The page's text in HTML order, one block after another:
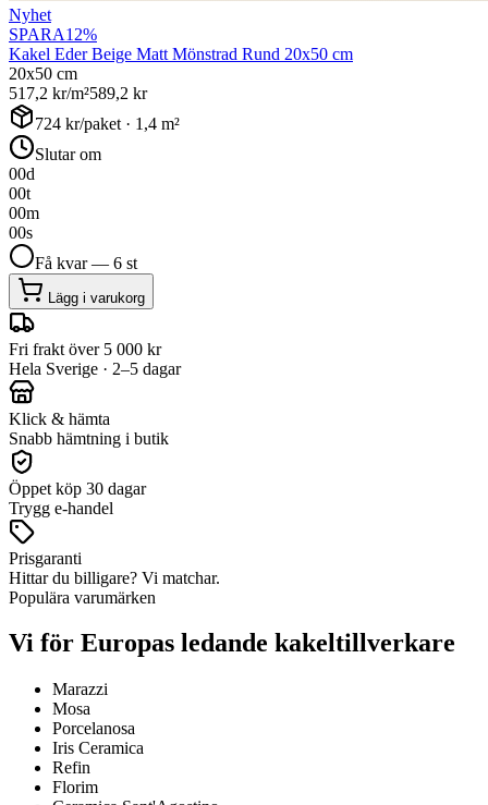
Nyhet
SPARA12%
Kakel Eder Beige Matt Mönstrad Rund 20x50 cm
20x50 cm
517,2 kr/m²589,2 kr
724 kr/paket · 1,4 m²
Slutar om
00d
00t
00m
00s
Få kvar — 6 st
Lägg i varukorg
Fri frakt över 5 000 kr
Hela Sverige · 2–5 dagar
Klick & hämta
Snabb hämtning i butik
Öppet köp 30 dagar
Trygg e-handel
Prisgaranti
Hittar du billigare? Vi matchar.
Populära varumärken
Vi för Europas ledande kakeltillverkare
Marazzi
Mosa
Porcelanosa
Iris Ceramica
Refin
Florim